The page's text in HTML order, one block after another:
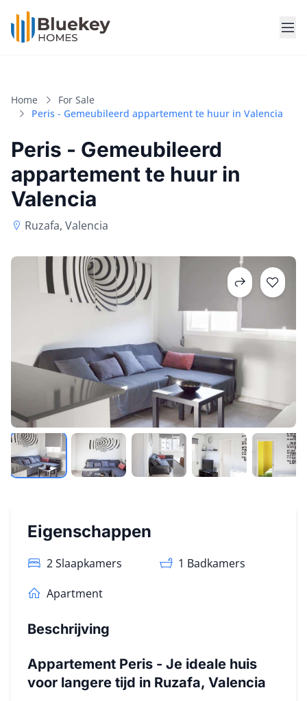
Home
For Sale
Peris - Gemeubileerd appartement te huur in Valencia
Peris - Gemeubileerd
appartement te huur in
Valencia
Ruzafa, Valencia
Eigenschappen
2 Slaapkamers 1 Badkamers
Apartment
Beschrijving
Appartement Peris - Je ideale huis
voor langere tijd in Ruzafa, Valencia